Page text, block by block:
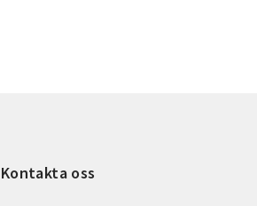
Kontakta oss